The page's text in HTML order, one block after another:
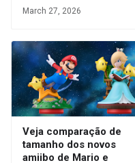
March 27, 2026
Veja comparação de
tamanho dos novos
amiibo de Mario e